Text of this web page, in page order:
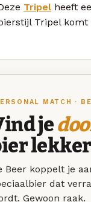
Tripel heeft
Tripel komt
MATCH ·
je
Beer koppelt je
dat
Gewoon raak.